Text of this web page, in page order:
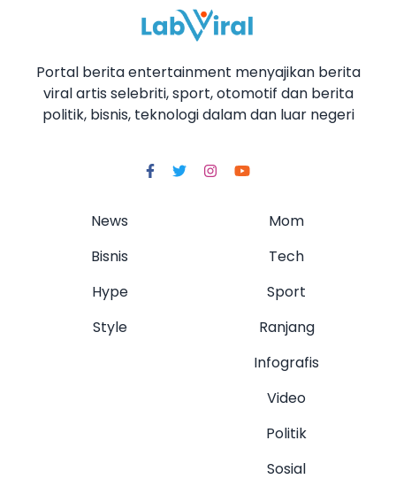
Portal berita entertainment menyajikan berita
viral artis selebriti, sport, otomotif dan berita
politik, bisnis, teknologi dalam dan luar negeri
News
Bisnis
Hype
Style
Mom
Tech
Sport
Ranjang
Infografis
Video
Politik
Sosial